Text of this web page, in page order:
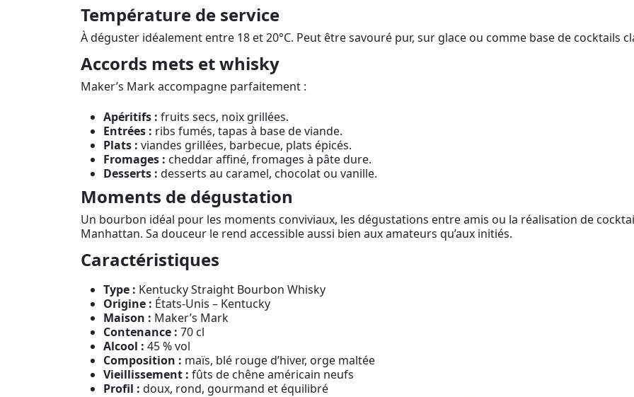
Température de service
À déguster idéalement entre 18 et 20°C. Peut être savouré pur, sur glace ou comme base de cocktails
Accords mets et whisky
Maker’s Mark accompagne parfaitement :
Apéritifs : fruits secs, noix grillées.
Entrées : ribs fumés, tapas à base de viande.
Plats : viandes grillées, barbecue, plats épicés.
Fromages : cheddar affiné, fromages à pâte dure.
Desserts : desserts au caramel, chocolat ou vanille.
Moments de dégustation
Un bourbon idéal pour les moments conviviaux, les dégustations entre amis ou la réalisation de
Manhattan. Sa douceur le rend accessible aussi bien aux amateurs qu’aux initiés.
Caractéristiques
Type : Kentucky Straight Bourbon Whisky
Origine : États-Unis – Kentucky
Maison : Maker’s Mark
Contenance : 70 cl
Alcool : 45 % vol
Composition : maïs, blé rouge d’hiver, orge maltée
Vieillissement : fûts de chêne américain neufs
Profil : doux, rond, gourmand et équilibré